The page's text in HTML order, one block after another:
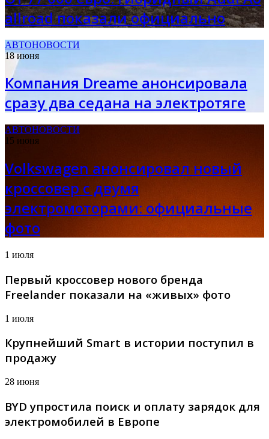
allroad показали официально
АВТОНОВОСТИ
18 июня
Компания Dreame анонсировала
сразу два седана на электротяге
АВТОНОВОСТИ
15 июня
Volkswagen анонсировал новый
кроссовер с двумя
электромоторами: официальные
фото
1 июля
Первый кроссовер нового бренда
Freelander показали на «живых» фото
1 июля
Крупнейший Smart в истории поступил в
продажу
28 июня
BYD упростила поиск и оплату зарядок для
электромобилей в Европе